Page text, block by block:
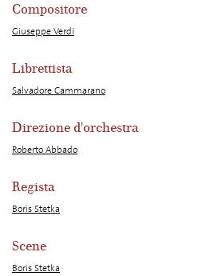
Compositore
Giuseppe Verdi
Librettista
Salvadore Cammarano
Direzione d'orchestra
Roberto Abbado
Regista
Boris Stetka
Scene
Boris Stetka